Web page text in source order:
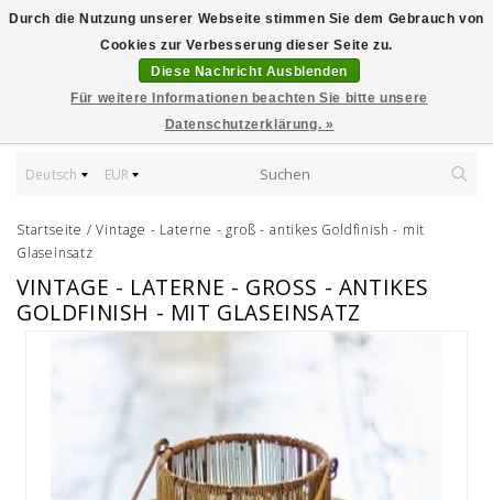
Deutsch EUR
Startseite /Vintage - Laterne - groß - antikes Goldfinish - mit
Glaseinsatz
VINTAGE - LATERNE - GROSS - ANTIKES G
OLDFINISH - MIT GLASEINSATZ
Durch die Nutzung unserer Webseite stimmen Sie dem Gebrauch von
Cookies zur Verbesserung dieser Seite zu.
Diese Nachricht Ausblenden
Für weitere Informationen beachten Sie bitte unsere
Datenschutzerklärung. »